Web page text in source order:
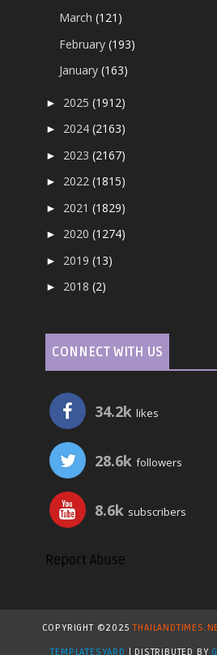
March(121)
February(193)
January(163)
► 2025(1912)
► 2024(2163)
► 2023(2167)
► 2022(1815)
► 2021(1829)
► 2020(1274)
► 2019(13)
► 2018(2)
CONNECT WITH US
34.2k likes
28.6k followers
8.6k subscribers
Report Abuse
COPYRIGHT ©2025
TEMPLATESYARD
| DISTRIBUTED BY